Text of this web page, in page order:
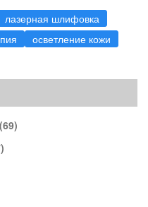
лазерная шлифовка
осветление кожи
(69)